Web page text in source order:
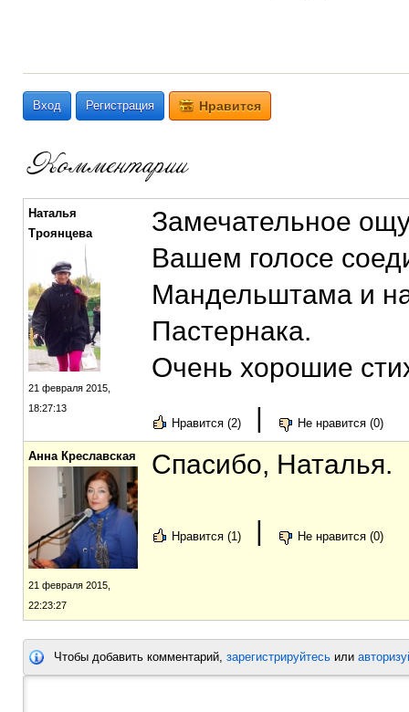
Вход Регистрация Нравится
Наталья
Троянцева
21 февраля 2015,
18:27:13
Замечательное
Вашем голосе
Мандельштама и
Пастернака.
Очень хорошие
Нравится (2) | Не нравится (0)
Анна Креславская
21 февраля 2015,
22:23:27
Cпасибо, Наталья.
Нравится (1) | Не нравится (0)
Чтобы добавить комментарий, зарегистрируйтесь или